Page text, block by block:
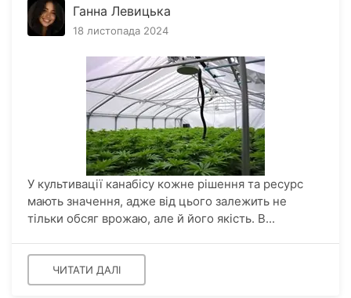
Ганна Левицька
18 листопада 2024
У культивації канабісу кожне рішення та ресурс
мають значення, адже від цього залежить не
тільки обсяг врожаю, але й його якість. В...
ЧИТАТИ ДАЛІ